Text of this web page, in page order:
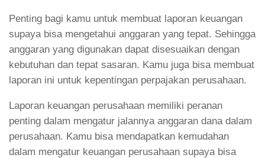
Penting bagi kamu untuk membuat laporan keuangan
supaya bisa mengetahui anggaran yang tepat. Sehingga
anggaran yang digunakan dapat disesuaikan dengan
kebutuhan dan tepat sasaran. Kamu juga bisa membuat
laporan ini untuk kepentingan perpajakan perusahaan.
Laporan keuangan perusahaan memiliki peranan
penting dalam mengatur jalannya anggaran dana dalam
perusahaan. Kamu bisa mendapatkan kemudahan
dalam mengatur keuangan perusahaan supaya bisa